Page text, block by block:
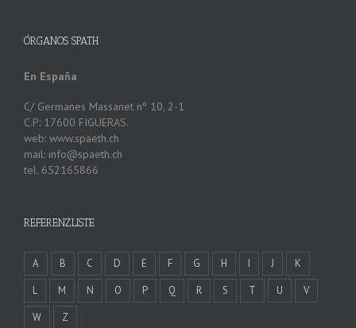
ÓRGANOS SPATH
En España
C/ Germanes Massanet nº 10, 2-1
C.P: 17600 FIGUERAS.
web: www.spaeth.ch
mail: info@spaeth.ch
tel. 652165866
REFERENZLISTE
A B C D E F G H I J
K
L
M N O P Q R S T U
V
W
Z